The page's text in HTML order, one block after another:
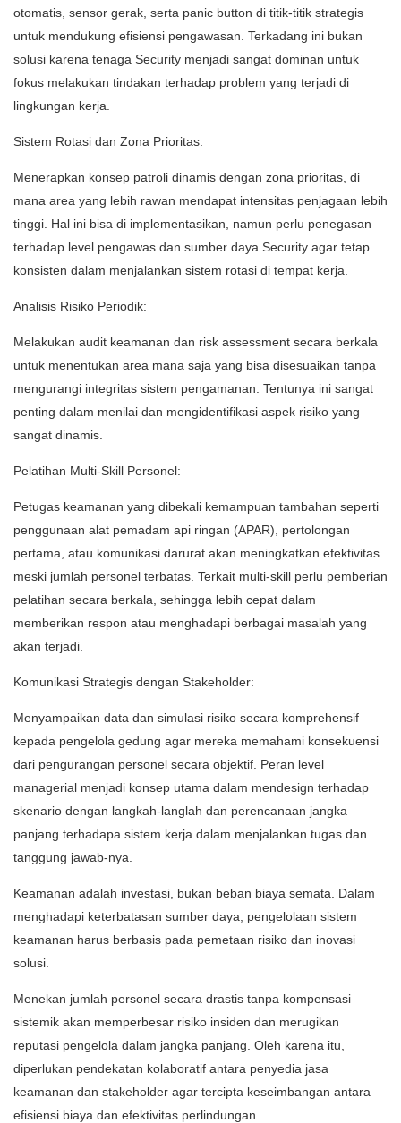
otomatis, sensor gerak, serta panic button di titik-titik strategis
untuk mendukung efisiensi pengawasan. Terkadang ini bukan
solusi karena tenaga Security menjadi sangat dominan untuk
fokus melakukan tindakan terhadap problem yang terjadi di
lingkungan kerja.
Sistem Rotasi dan Zona Prioritas:
Menerapkan konsep patroli dinamis dengan zona prioritas, di
mana area yang lebih rawan mendapat intensitas penjagaan lebih
tinggi. Hal ini bisa di implementasikan, namun perlu penegasan
terhadap level pengawas dan sumber daya Security agar tetap
konsisten dalam menjalankan sistem rotasi di tempat kerja.
Analisis Risiko Periodik:
Melakukan audit keamanan dan risk assessment secara berkala
untuk menentukan area mana saja yang bisa disesuaikan tanpa
mengurangi integritas sistem pengamanan. Tentunya ini sangat
penting dalam menilai dan mengidentifikasi aspek risiko yang
sangat dinamis.
Pelatihan Multi-Skill Personel:
Petugas keamanan yang dibekali kemampuan tambahan seperti
penggunaan alat pemadam api ringan (APAR), pertolongan
pertama, atau komunikasi darurat akan meningkatkan efektivitas
meski jumlah personel terbatas. Terkait multi-skill perlu pemberian
pelatihan secara berkala, sehingga lebih cepat dalam
memberikan respon atau menghadapi berbagai masalah yang
akan terjadi.
Komunikasi Strategis dengan Stakeholder:
Menyampaikan data dan simulasi risiko secara komprehensif
kepada pengelola gedung agar mereka memahami konsekuensi
dari pengurangan personel secara objektif. Peran level
managerial menjadi konsep utama dalam mendesign terhadap
skenario dengan langkah-langlah dan perencanaan jangka
panjang terhadapa sistem kerja dalam menjalankan tugas dan
tanggung jawab-nya.
Keamanan adalah investasi, bukan beban biaya semata. Dalam
menghadapi keterbatasan sumber daya, pengelolaan sistem
keamanan harus berbasis pada pemetaan risiko dan inovasi
solusi.
Menekan jumlah personel secara drastis tanpa kompensasi
sistemik akan memperbesar risiko insiden dan merugikan
reputasi pengelola dalam jangka panjang. Oleh karena itu,
diperlukan pendekatan kolaboratif antara penyedia jasa
keamanan dan stakeholder agar tercipta keseimbangan antara
efisiensi biaya dan efektivitas perlindungan.